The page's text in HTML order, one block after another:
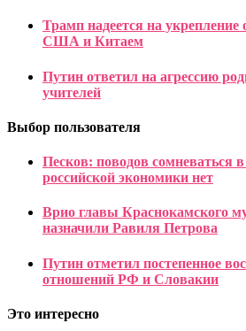
Трамп надеется на
США и Китаем
Путин ответил на агрессию
учителей
Выбор пользователя
Песков: поводов сомневаться
российской экономики нет
Врио главы Краснокамского
назначили Равиля Петрова
Путин отметил постепенное
отношений РФ и Словакии
Это интересно